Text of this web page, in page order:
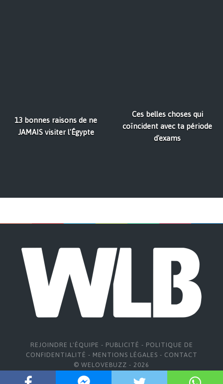
13 bonnes raisons de ne
JAMAIS visiter l'Égypte
Ces belles choses qui
coïncident avec ta période
d'exams
REJOINDRE L'ÉQUIPE - PUBLICITÉ - POLITIQUE DE
CONFIDENTIALITÉ - MENTIONS LÉGALES - CONTACT
© WELOVEBUZZ - 2026